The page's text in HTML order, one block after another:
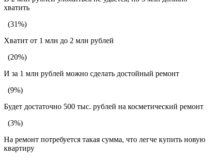
хватить
(31%)
Хватит от 1 млн до 2 млн рублей
(20%)
И за 1 млн рублей можно сделать достойный ремонт
(9%)
Будет достаточно 500 тыс. рублей на косметический ремонт
(3%)
На ремонт потребуется такая сумма, что легче купить новую
квартиру